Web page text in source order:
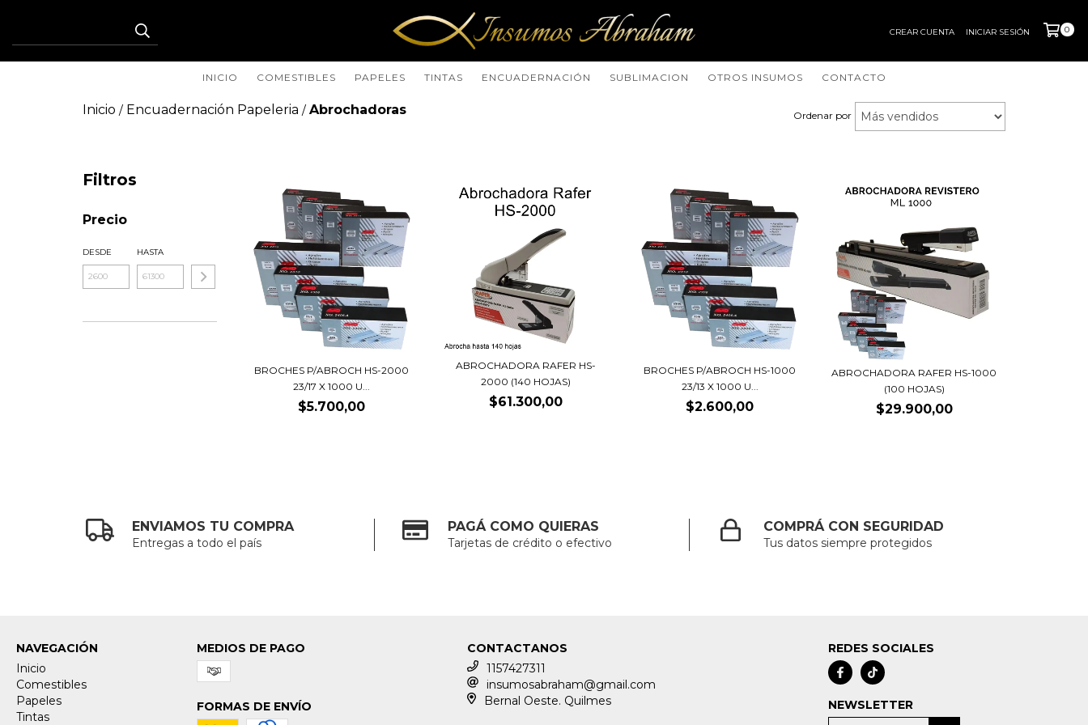
CREAR CUENTA INICIAR SESIÓN 0
INICIO COMESTIBLES PAPELES TINTAS ENCUADERNACIÓN SUBLIMACION OTROS INSUMOS CONTACTO
Inicio / Encuadernación Papeleria / Abrochadoras Ordenar por
Filtros
Precio
DESDE HASTA
BROCHES P/ABROCH HS-2000
23/17 X 1000 U...
$5.700,00
ABROCHADORA RAFER HS-
2000 (140 HOJAS)
$61.300,00
BROCHES P/ABROCH HS-1000
23/13 X 1000 U...
$2.600,00
ABROCHADORA RAFER HS-1000
(100 HOJAS)
$29.900,00
ENVIAMOS TU COMPRA
Entregas a todo el país
PAGÁ COMO QUIERAS
Tarjetas de crédito o efectivo
COMPRÁ CON SEGURIDAD
Tus datos siempre protegidos
NAVEGACIÓN
Inicio
Comestibles
Papeles
Tintas
MEDIOS DE PAGO
FORMAS DE ENVÍO
CONTACTANOS
1157427311
insumosabraham@gmail.com
Bernal Oeste. Quilmes
REDES SOCIALES
NEWSLETTER